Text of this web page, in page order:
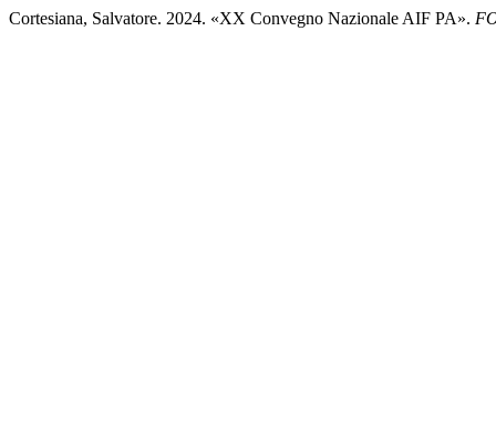
Cortesiana, Salvatore. 2024. «XX Convegno Nazionale AIF PA».